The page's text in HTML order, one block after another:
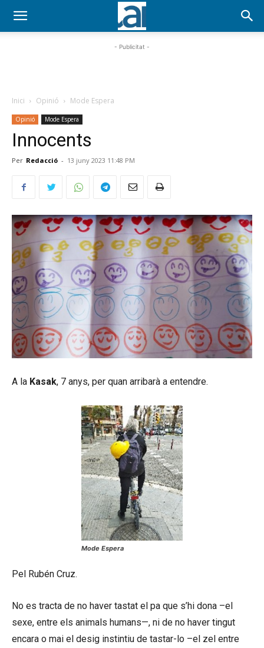
- Publicitat -
Inici Opinió Mode Espera
Opinió Mode Espera
Innocents
Per Redacció - 13 juny 2023 11:48 PM
A la Kasak, 7 anys, per quan arribarà a entendre.
Mode Espera
Pel Rubén Cruz.
No es tracta de no haver tastat el pa que s’hi dona –el
sexe, entre els animals humans—, ni de no haver tingut
encara o mai el desig instintiu de tastar-lo –el zel entre